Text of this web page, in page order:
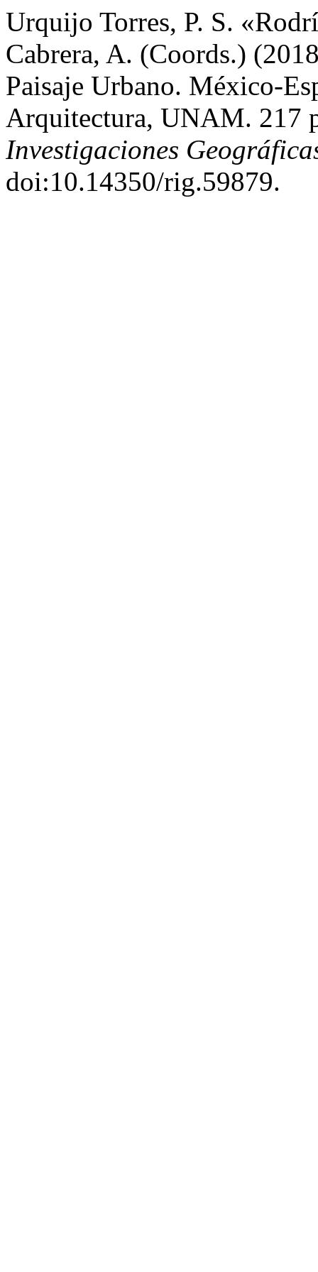
Urquijo Torres, P. S.
Cabrera, A. (Coords.)
Paisaje Urbano. México-
Arquitectura, UNAM. 217
Investigaciones
doi:10.14350/rig.59879.